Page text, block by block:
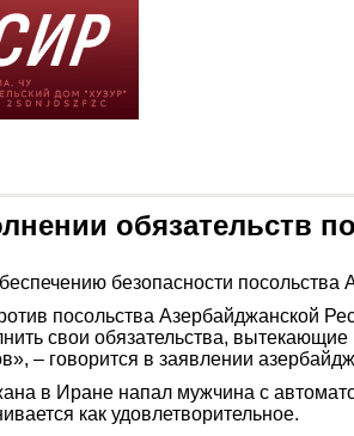
обязательств
безопасности посольства
посольства Азербайджанской
свои обязательства,
– говорится в заявлении
в Иране напал мужчина с
как удовлетворительное.